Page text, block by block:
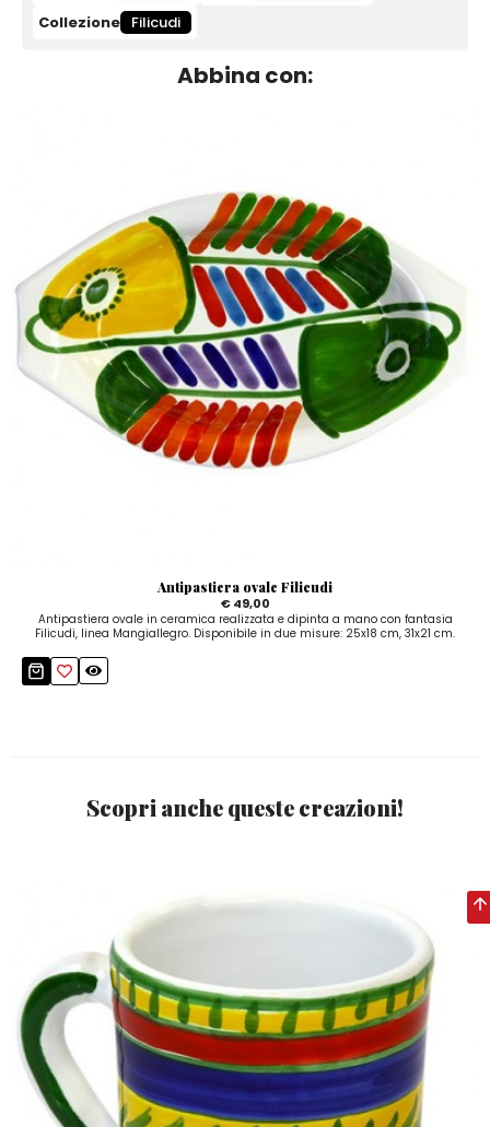
Collezione Filicudi
Abbina con:
Antipastiera ovale Filicudi
€ 49,00
Antipastiera ovale in ceramica realizzata e dipinta a mano con fantasia
Filicudi, linea Mangiallegro. Disponibile in due misure: 25x18 cm, 31x21 cm.
Scopri anche queste creazioni!